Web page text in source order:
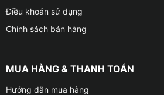
Điều khoản sử dụng
Chính sách bán hàng
MUA HÀNG & THANH TOÁN
Hướng dẫn mua hàng